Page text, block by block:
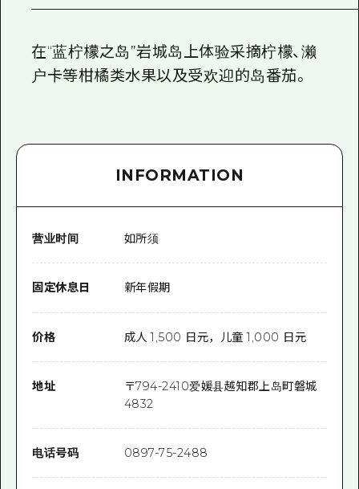
在“蓝柠檬之岛”岩城岛上体验采摘柠檬、濑
户卡等柑橘类水果以及受欢迎的岛番茄。
INFORMATION
营业时间 如所须
固定休息日 新年假期
价格 成人 1,500 日元，儿童 1,000 日元
地址 〒794-2410爱媛县越知郡上岛町磐城
4832
电话号码 0897-75-2488